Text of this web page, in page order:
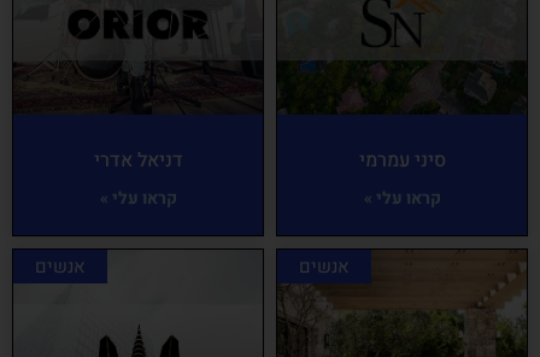
סיני עמרמי
קראו עלי »
דניאל אדרי
קראו עלי »
אנשים אנשים